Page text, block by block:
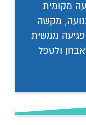
מקומית
מקשה
ממשית
ולטפל